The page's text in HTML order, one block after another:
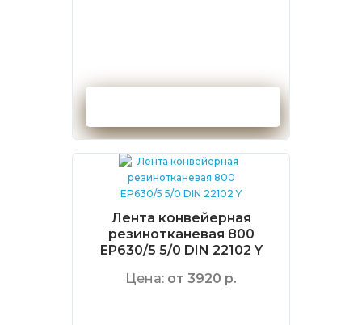
Лента конвейерная
резинотканевая 800
EP630/5 5/0 DIN 22102 Y
Цена: от 3920 р.